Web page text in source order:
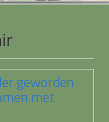
geworden
met